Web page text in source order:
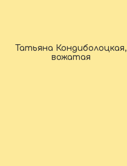
Татьяна Кондиболоцкая,
вожатая